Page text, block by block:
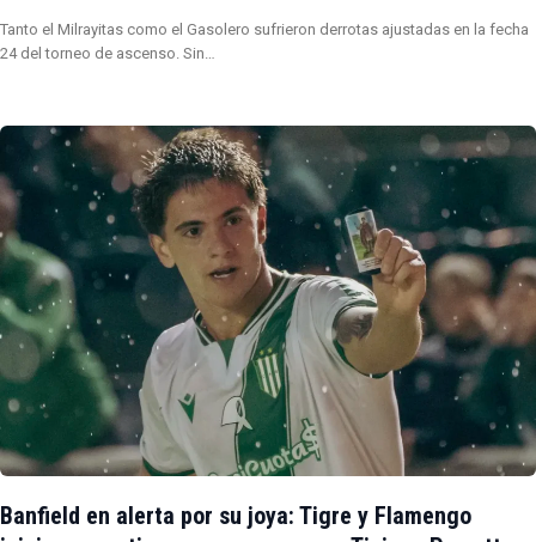
Tanto el Milrayitas como el Gasolero sufrieron derrotas ajustadas en la fecha
24 del torneo de ascenso. Sin…
Banfield en alerta por su joya: Tigre y Flamengo